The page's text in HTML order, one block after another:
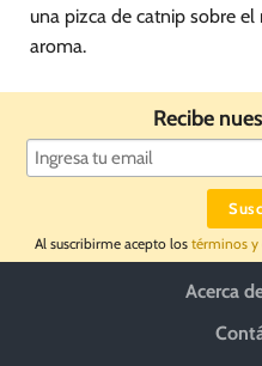
una pizca de catnip sobre el
aroma.
Recibe
Al suscribirme acepto los términos y
Acerca